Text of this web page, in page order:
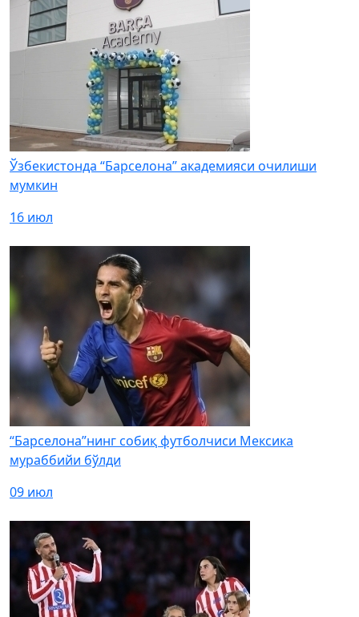
Ўзбекистонда “Барселона” академияси очилиши
мумкин
16 июл
“Барселона”нинг собиқ футболчиси Мексика
мураббийи бўлди
09 июл